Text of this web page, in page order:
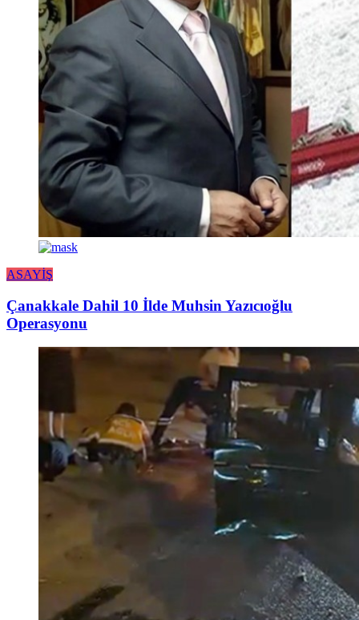
ASAYİŞ
Çanakkale Dahil 10 İlde Muhsin Yazıcıoğlu
Operasyonu